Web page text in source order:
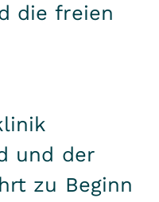
die freien
und der
zu Beginn